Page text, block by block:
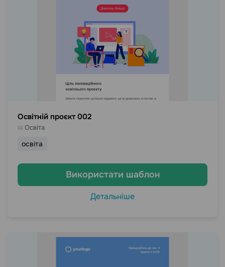
Освітній проєкт 002
Освіта
освіта
Використати шаблон
Детальніше